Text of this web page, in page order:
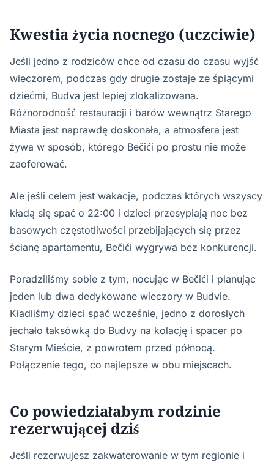
Kwestia życia nocnego (uczciwie)
Jeśli jedno z rodziców chce od czasu do czasu wyjść
wieczorem, podczas gdy drugie zostaje ze śpiącymi
dziećmi, Budva jest lepiej zlokalizowana.
Różnorodność restauracji i barów wewnątrz Starego
Miasta jest naprawdę doskonała, a atmosfera jest
żywa w sposób, którego Bečići po prostu nie może
zaoferować.
Ale jeśli celem jest wakacje, podczas których wszyscy
kładą się spać o 22:00 i dzieci przesypiają noc bez
basowych częstotliwości przebijających się przez
ścianę apartamentu, Bečići wygrywa bez konkurencji.
Poradziliśmy sobie z tym, nocując w Bečići i planując
jeden lub dwa dedykowane wieczory w Budvie.
Kładliśmy dzieci spać wcześnie, jedno z dorosłych
jechało taksówką do Budvy na kolację i spacer po
Starym Mieście, z powrotem przed północą.
Połączenie tego, co najlepsze w obu miejscach.
Co powiedziałabym rodzinie
rezerwującej dziś
Jeśli rezerwujesz zakwaterowanie w tym regionie i